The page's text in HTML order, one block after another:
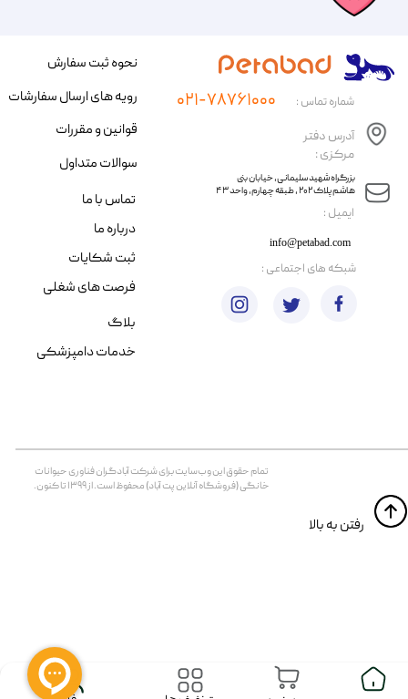
​ایمیل :
آدرس دفتر
مرکزی :
info@petabad.com
​​بزرگراه شهید سلیمانی، خیابان بنی
هاشم پلاک ۲۰۲ ، طبقه چهارم، واحد ۴۳
شماره تماس : ۰۲۱-۷۸۷۶۱۰۰۰
تمام حقوق اين وب‌سايت برای شرکت آبادگران فناوری حیوانات
خانگی (فروشگاه آنلاین پت آباد) محفوظ است. از ۱۳۹۹ تا کنون.
​​رفتن به بالا
نحوه ثبت سفارش
رویه های ارسال سفارشات
قوانین و مقررات
سوالات متداول
تماس با ما
درباره ما
ثبت شکایات
فرصت های شغلی
​شبکه های اجتماعی :
بلاگ
خدمات دامپزشکی